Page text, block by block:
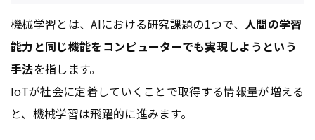
機械学習とは、AIにおける研究課題の1つで、 人間の学習
能力と同じ機能をコンピューターでも実現しようという
手法を指します。
IoTが社会に定着していくことで取得する情報量が増える
と、機械学習は飛躍的に進みます。